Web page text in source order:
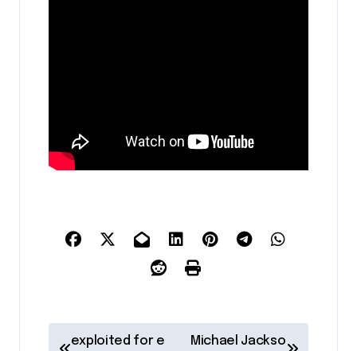
exploited for e
Michael Jackso